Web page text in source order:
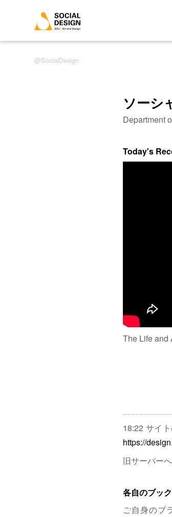
SocialDesign
ソーシ
Department
Today's
The Life and
18:22 サイ
https://
旧サーバー
各自のブッ
ご自身のブ